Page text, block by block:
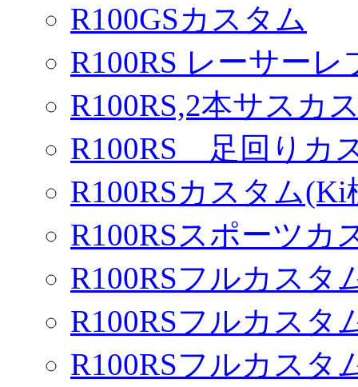
R100GSカスタム
R100RS レーサー
R100RS,2本サスカ
R100RS 足回りカ
R100RSカスタム(Ki
R100RSスポーツカ
R100RSフルカスタ
R100RSフルカスタ
R100RSフルカスタ